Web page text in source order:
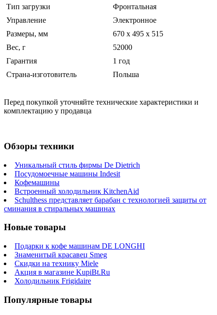
Тип загрузки
Фронтальная
Управление
Электронное
Размеры, мм
670 x 495 x 515
Вес, г
52000
Гарантия
1 год
Страна-изготовитель
Польша
Перед покупкой уточняйте технические характеристики и
комплектацию у продавца
Обзоры техники
Уникальный стиль фирмы De Dietrich
Посудомоечные машины Indesit
Кофемашины
Встроенный холодильник KitchenAid
Schulthess представляет барабан с технологией защиты от
сминания в стиральных машинах
Новые товары
Подарки к кофе машинам DE LONGHI
Знаменитый красавец Smeg
Скидки на технику Miele
Акция в магазине KupiBt.Ru
Холодильник Frigidaire
Популярные товары